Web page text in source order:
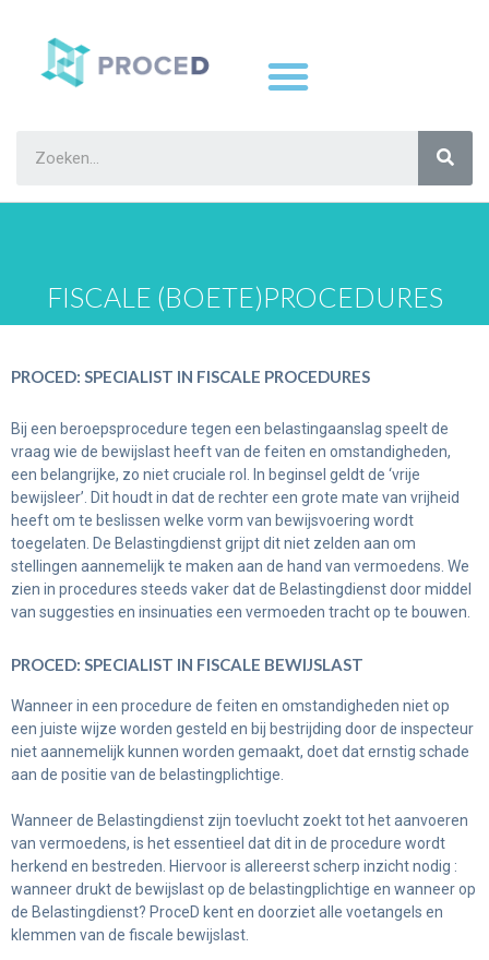
FISCALE (BOETE)PROCEDURES
PROCED: SPECIALIST IN FISCALE PROCEDURES
Bij een beroepsprocedure tegen een belastingaanslag speelt de
vraag wie de bewijslast heeft van de feiten en omstandigheden,
een belangrijke, zo niet cruciale rol. In beginsel geldt de ‘vrije
bewijsleer’. Dit houdt in dat de rechter een grote mate van vrijheid
heeft om te beslissen welke vorm van bewijsvoering wordt
toegelaten. De Belastingdienst grijpt dit niet zelden aan om
stellingen aannemelijk te maken aan de hand van vermoedens. We
zien in procedures steeds vaker dat de Belastingdienst door middel
van suggesties en insinuaties een vermoeden tracht op te bouwen.
PROCED: SPECIALIST IN FISCALE BEWIJSLAST
Wanneer in een procedure de feiten en omstandigheden niet op
een juiste wijze worden gesteld en bij bestrijding door de inspecteur
niet aannemelijk kunnen worden gemaakt, doet dat ernstig schade
aan de positie van de belastingplichtige.
Wanneer de Belastingdienst zijn toevlucht zoekt tot het aanvoeren
van vermoedens, is het essentieel dat dit in de procedure wordt
herkend en bestreden. Hiervoor is allereerst scherp inzicht nodig :
wanneer drukt de bewijslast op de belastingplichtige en wanneer op
de Belastingdienst? ProceD kent en doorziet alle voetangels en
klemmen van de fiscale bewijslast.